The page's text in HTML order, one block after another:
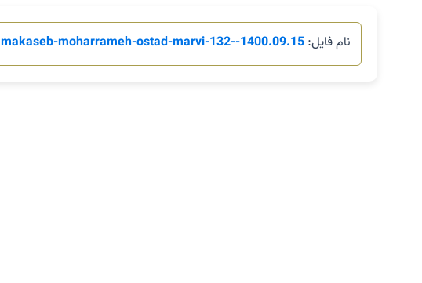
نام فایل: makaseb-moharrameh-ostad-marvi-132--1400.09.15